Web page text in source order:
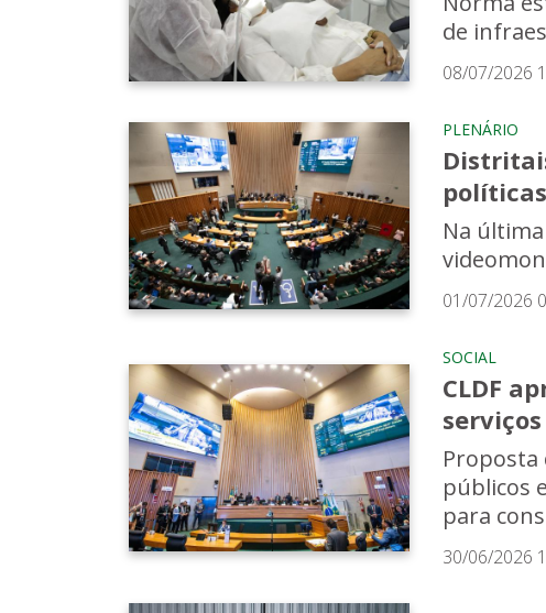
de
08/07/2026
PLENÁRIO
Na
01/07/2026
SOCIAL
CLDF
Proposta
públicos
para
30/06/2026